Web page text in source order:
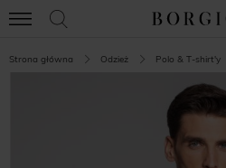
Strona główna Odzież Polo & T-shirt'y